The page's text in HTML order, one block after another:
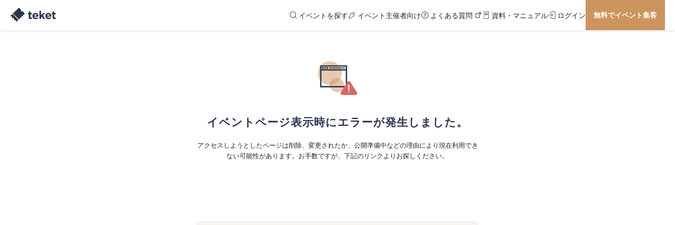
イベントを探す イベント主催者向け よくある質問 資料・マニュアル ログイン 無料でイベント集客
イベントページ表示時にエラーが発生しました。
アクセスしようとしたページは削除、変更されたか、公開準備中などの理由により現在利用でき
ない可能性があります。お手数ですが、下記のリンクよりお探しください。